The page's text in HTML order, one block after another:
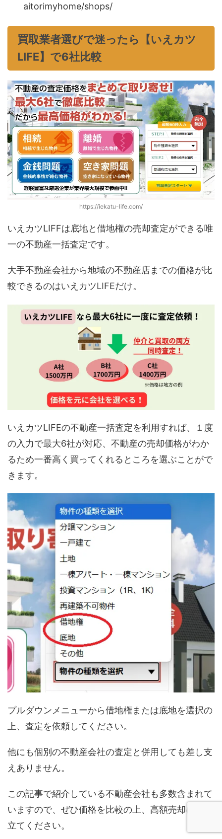
aitorimyhome/shops/
買取業者選びで迷ったら【いえカツ
LIFE】で6社比較
https://iekatu-life.com/
いえカツLIFFは底地と借地権の売却査定ができる唯
一の不動産一括査定です。
大手不動産会社から地域の不動産店までの価格が比
較できるのはいえカツLIFEだけ。
いえカツLIFEの不動産一括査定を利用すれば、１度
の入力で最大6社が対応、不動産の売却価格がわか
るため一番高く買ってくれるところを選ぶことがで
きます。
プルダウンメニューから借地権または底地を選択の
上、査定を依頼してください。
他にも個別の不動産会社の査定と併用しても差し支
えありません。
この記事で紹介している不動産会社も多数含まれて
いますので、ぜひ価格を比較の上、高額売却にお役
立てください。